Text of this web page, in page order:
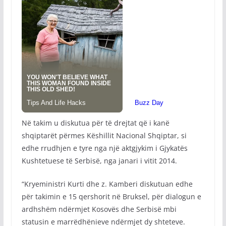
Në takim u diskutua për të drejtat që i kanë
shqiptarët përmes Këshillit Nacional Shqiptar, si
edhe rrudhjen e tyre nga një aktgjykim i Gjykatës
Kushtetuese të Serbisë, nga janari i vitit 2014.
“Kryeministri Kurti dhe z. Kamberi diskutuan edhe
për takimin e 15 qershorit në Bruksel, për dialogun e
ardhshëm ndërmjet Kosovës dhe Serbisë mbi
statusin e marrëdhënieve ndërmjet dy shteteve.